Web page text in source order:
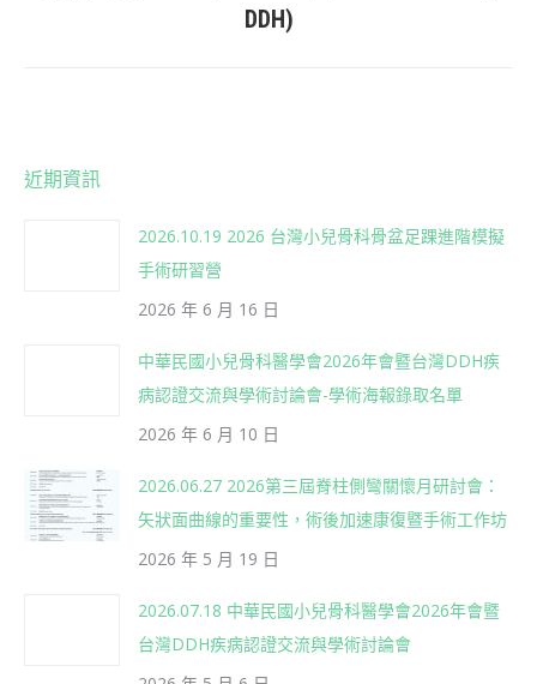
post:
DDH)
近期資訊
2026.10.19 2026 台灣小兒骨科骨盆足踝進階模擬
手術研習營
2026 年 6 月 16 日
中華民國小兒骨科醫學會2026年會暨台灣DDH疾
病認證交流與學術討論會-學術海報錄取名單
2026 年 6 月 10 日
2026.06.27 2026第三屆脊柱側彎關懷月研討會：
矢狀面曲線的重要性，術後加速康復暨手術工作坊
2026 年 5 月 19 日
2026.07.18 中華民國小兒骨科醫學會2026年會暨
台灣DDH疾病認證交流與學術討論會